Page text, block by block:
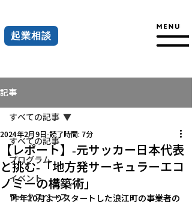
起業相談
記事
すべての記事
プログラム
イベント
ワークスペース
すべての記事
【レポート】-元サッカー日本代表
と挑む-「地方発サーキュラーエコ
ノミーの構築術」
2024年2月9日 読了時間: 7分
昨年10月よりスタートした浪江町の事業者の